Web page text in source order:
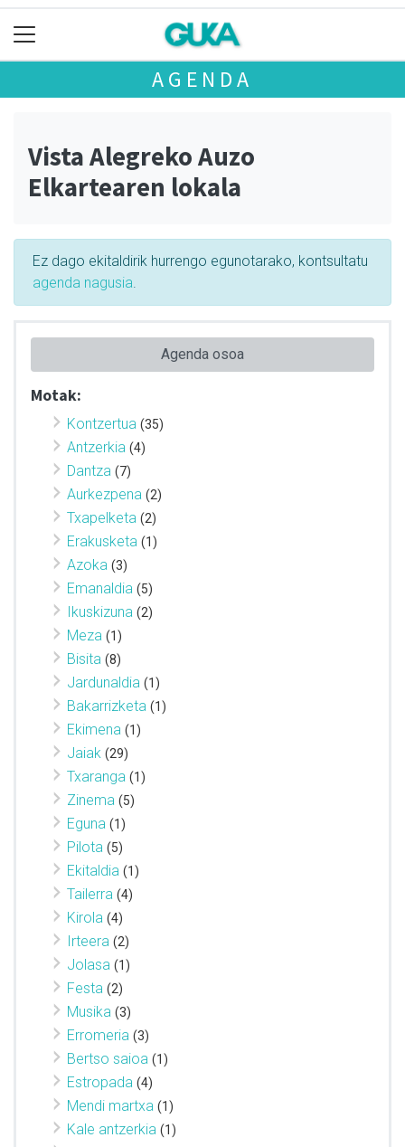
AGENDA
Vista Alegreko Auzo
Elkartearen lokala
Ez dago ekitaldirik hurrengo egunotarako, kontsultatu
agenda nagusia
Agenda osoa
Motak:
Kontzertua (35)
Antzerkia (4)
Dantza (7)
Aurkezpena (2)
Txapelketa (2)
Erakusketa (1)
Azoka (3)
Emanaldia (5)
Ikuskizuna (2)
Meza (1)
Bisita (8)
Jardunaldia (1)
Bakarrizketa (1)
Ekimena (1)
Jaiak (29)
Txaranga (1)
Zinema (5)
Eguna (1)
Pilota (5)
Ekitaldia (1)
Tailerra (4)
Kirola (4)
Irteera (2)
Jolasa (1)
Festa (2)
Musika (3)
Erromeria (3)
Bertso saioa (1)
Estropada (4)
Mendi martxa (1)
Kale antzerkia (1)